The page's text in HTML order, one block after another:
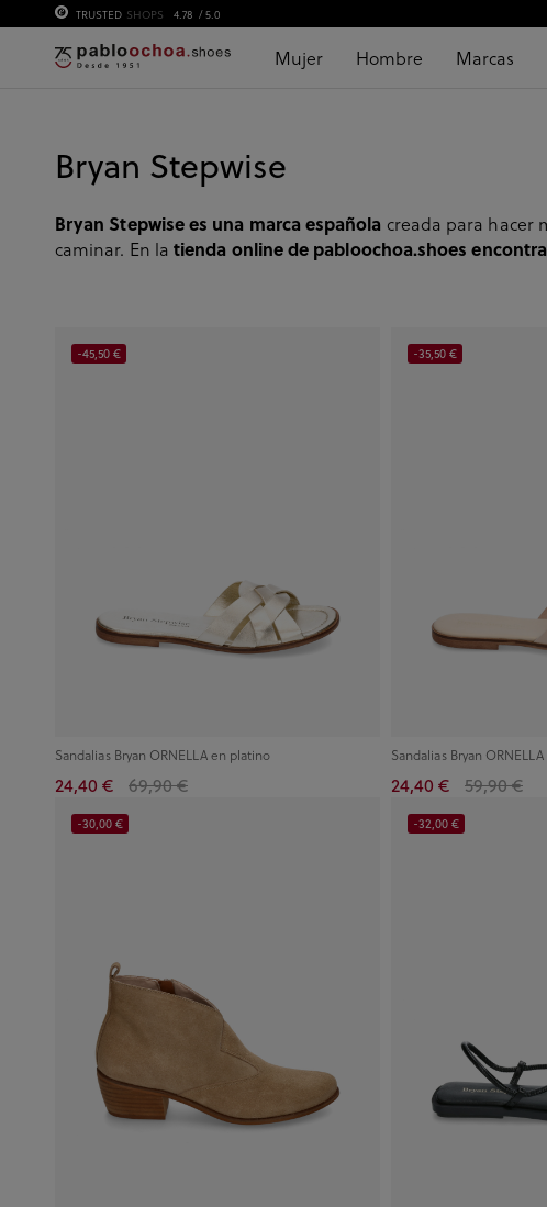
TRUSTED SHOPS 4.78 / 5.0
Mujer Hombre Marcas
Bryan Stepwise
Bryan Stepwise es una marca española creada para hacer
caminar. En latienda online de pabloochoa.shoes
Sandalias Bryan ORNELLA en platino
24,40 € 69,90 €
-45,50 €
Sandalias Bryan
24,40 € 59,90 €
-35,50 €
-30,00 € -32,00 €